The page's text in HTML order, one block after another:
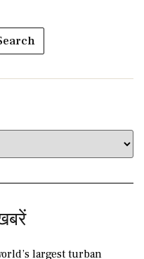
largest turban